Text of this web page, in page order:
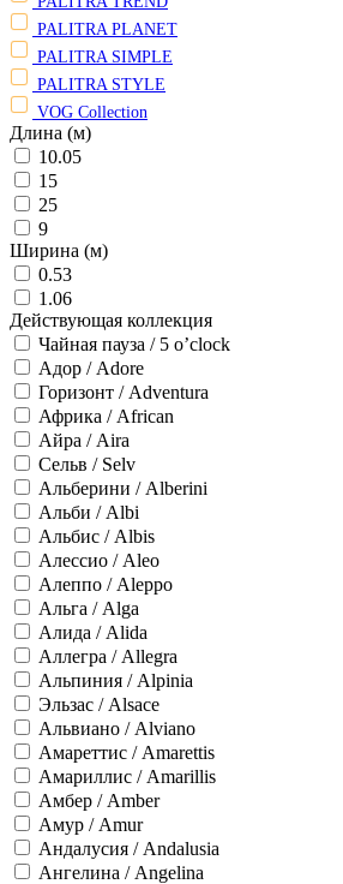
PALITRA PLANET
PALITRA SIMPLE
PALITRA STYLE
VOG Collection
Длина (м)
10.05
15
25
9
Ширина (м)
0.53
1.06
Действующая коллекция
Чайная пауза / 5 o’clock
Адор / Adore
Горизонт / Adventura
Африка / African
Айра / Aira
Сельв / Selv
Альберини / Alberini
Альби / Albi
Альбис / Albis
Алессио / Aleo
Алеппо / Aleppo
Альга / Alga
Алида / Alida
Аллегра / Allegra
Альпиния / Alpinia
Эльзас / Alsace
Альвиано / Alviano
Амареттис / Amarettis
Амариллис / Amarillis
Амбер / Amber
Амур / Amur
Андалусия / Andalusia
Ангелина / Angelina